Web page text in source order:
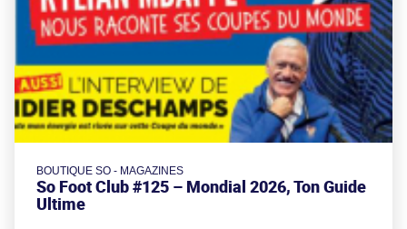
BOUTIQUE SO - MAGAZINES
So Foot Club #125 – Mondial 2026, Ton Guide
Ultime